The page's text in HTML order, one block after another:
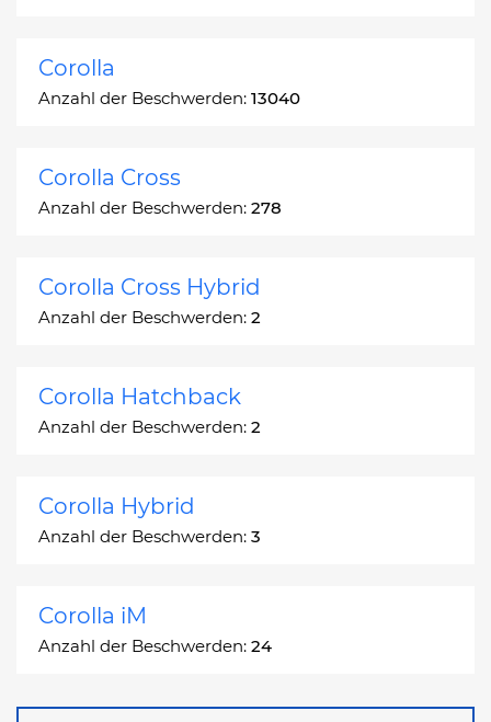
Corolla
Anzahl der Beschwerden: 13040
Corolla Cross
Anzahl der Beschwerden: 278
Corolla Cross Hybrid
Anzahl der Beschwerden: 2
Corolla Hatchback
Anzahl der Beschwerden: 2
Corolla Hybrid
Anzahl der Beschwerden: 3
Corolla iM
Anzahl der Beschwerden: 24